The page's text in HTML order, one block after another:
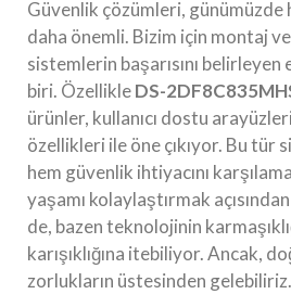
Güvenlik çözümleri, günümüzde
daha önemli. Bizim için montaj ve
sistemlerin başarısını
biri. ÖzellikleDS-
ürünler, kullanıcı dostu
özellikleri ile öne çıkıyor. Bu tür
hem güvenlik ihtiyacını
yaşamı kolaylaştırmak
de, bazen teknolojinin
karışıklığına itebiliyor. Ancak,
zorlukların üstesinden gelebiliriz.